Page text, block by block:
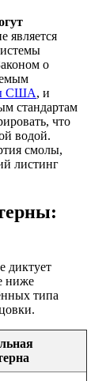
является
о
США, и
стандартам
что
водой.
смолы,
листинг
диктует
ниже
типа